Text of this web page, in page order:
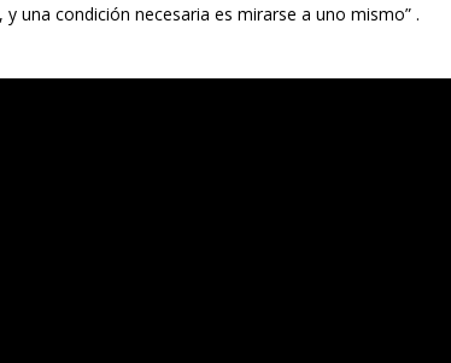
una condición necesaria es mirarse a uno mismo” .